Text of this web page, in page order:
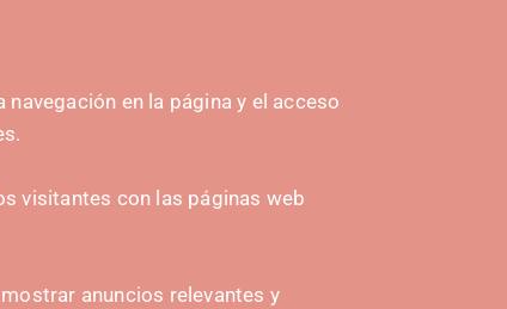
INITIATIVES
en la página y el acceso
visitantes con las páginas web
anuncios relevantes y